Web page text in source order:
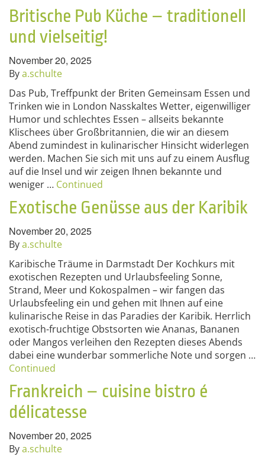
Britische Pub Küche – traditionell
und vielseitig!
November 20, 2025
Bya.schulte
Das Pub, Treffpunkt der Briten Gemeinsam Essen und
Trinken wie in London Nasskaltes Wetter, eigenwilliger
Humor und schlechtes Essen – allseits bekannte
Klischees über Großbritannien, die wir an diesem
Abend zumindest in kulinarischer Hinsicht widerlegen
werden. Machen Sie sich mit uns auf zu einem Ausflug
auf die Insel und wir zeigen Ihnen bekannte und
weniger … Continued
Exotische Genüsse aus der Karibik
November 20, 2025
Bya.schulte
Karibische Träume in Darmstadt Der Kochkurs mit
exotischen Rezepten und Urlaubsfeeling Sonne,
Strand, Meer und Kokospalmen – wir fangen das
Urlaubsfeeling ein und gehen mit Ihnen auf eine
kulinarische Reise in das Paradies der Karibik. Herrlich
exotisch-fruchtige Obstsorten wie Ananas, Bananen
oder Mangos verleihen den Rezepten dieses Abends
dabei eine wunderbar sommerliche Note und sorgen …
Continued
Frankreich – cuisine bistro é
délicatesse
November 20, 2025
Bya.schulte